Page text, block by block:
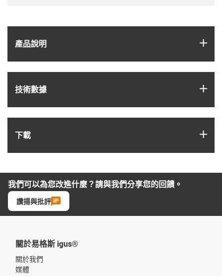
產品說明
技術數據
下載
我們可以為您改進什麼？請與我們分享您的回饋。
讚揚與批評
關於易格斯 igus®
關於我們
媒體